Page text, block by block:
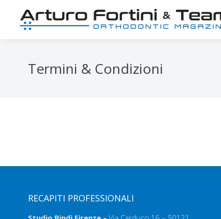
Termini & Condizioni
RECAPITI PROFESSIONALI